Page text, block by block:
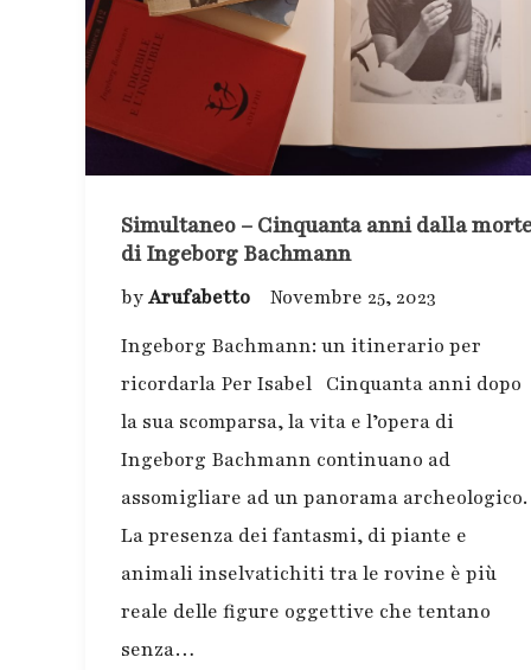
Simultaneo – Cinquanta anni dalla
di Ingeborg Bachmann
byArufabetto
Novembre 25, 2023
Ingeborg Bachmann: un itinerario per
ricordarla Per Isabel Cinquanta anni dopo
la sua scomparsa, la vita e l’opera di
Ingeborg Bachmann continuano ad
assomigliare ad un panorama archeologico.
La presenza dei fantasmi, di piante e
animali inselvatichiti tra le rovine è più
reale delle figure oggettive che tentano
senza…